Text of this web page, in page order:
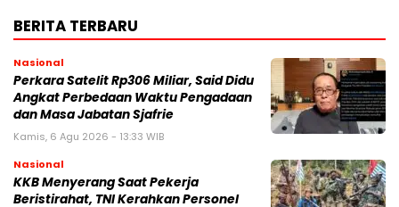
BERITA TERBARU
Nasional
Perkara Satelit Rp306 Miliar, Said Didu
Angkat Perbedaan Waktu Pengadaan
dan Masa Jabatan Sjafrie
Kamis, 6 Agu 2026 - 13:33 WIB
Nasional
KKB Menyerang Saat Pekerja
Beristirahat, TNI Kerahkan Personel